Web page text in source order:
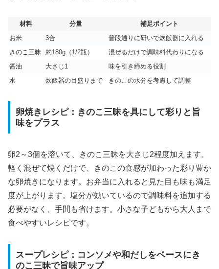
材料 分量
補足ポイント
お米
3合
普段通りに研いで炊飯器に入れる
きのこ三昧 約180g（1/2瓶）
混ぜるだけで調味料代わりになる
醤油
大さじ1
味を引き締める役割
水
炊飯器の目盛りまで きのこの水分を考慮して調整
卵焼きレシピ：きのこ三昧を具にして彩りと旨
味をプラス
卵2～3個を溶いて、きのこ三昧を大さじ2程度加えます。
軽く混ぜて焼くだけで、きのこの食感が加わった彩り豊か
な卵焼きになります。お弁当に入れると見た目も味も満足
度が上がります。塩分が効いているので調味料を追加する
必要がなく、手間も省けます。小さな子どもから大人まで
食べやすいレシピです。
スープレシピ：コンソメや和だしをベースにき
のこ三昧で旨味アップ